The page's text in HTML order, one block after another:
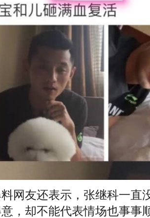
友还表示，张继科一直
，却不能代表情场也事事